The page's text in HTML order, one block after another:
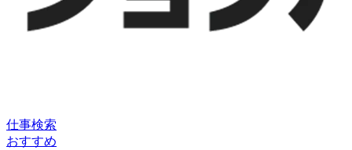
仕事検索
おすすめ